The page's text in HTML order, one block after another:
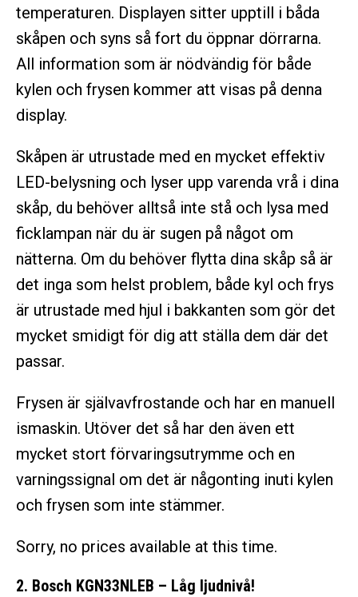
temperaturen. Displayen sitter upptill i båda
skåpen och syns så fort du öppnar dörrarna.
All information som är nödvändig för både
kylen och frysen kommer att visas på denna
display.
Skåpen är utrustade med en mycket effektiv
LED-belysning och lyser upp varenda vrå i dina
skåp, du behöver alltså inte stå och lysa med
ficklampan när du är sugen på något om
nätterna. Om du behöver flytta dina skåp så är
det inga som helst problem, både kyl och frys
är utrustade med hjul i bakkanten som gör det
mycket smidigt för dig att ställa dem där det
passar.
Frysen är självavfrostande och har en manuell
ismaskin. Utöver det så har den även ett
mycket stort förvaringsutrymme och en
varningssignal om det är någonting inuti kylen
och frysen som inte stämmer.
Sorry, no prices available at this time.
2. Bosch KGN33NLEB – Låg ljudnivå!